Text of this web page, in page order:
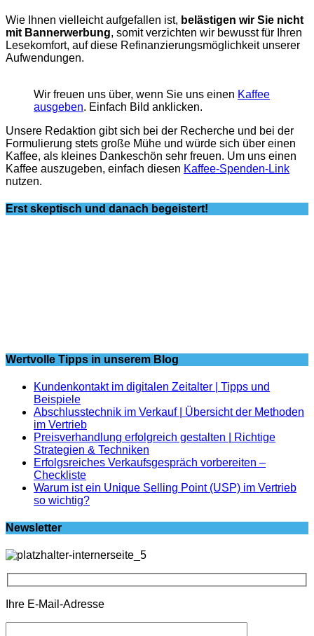
Wie Ihnen vielleicht aufgefallen ist, belästigen wir Sie nicht
mit Bannerwerbung, somit verzichten wir bewusst für Ihren
Lesekomfort, auf diese Refinanzierungsmöglichkeit unserer
Aufwendungen.
Wir freuen uns über, wenn Sie uns einen Kaffee
ausgeben. Einfach Bild anklicken.
Unsere Redaktion gibt sich bei der Recherche und bei der
Formulierung stets große Mühe und würde sich über einen
Kaffee, als kleines Dankeschön sehr freuen. Um uns einen
Kaffee auszugeben, einfach diesen Kaffee-Spenden-Link
nutzen.
Erst skeptisch und danach begeistert!
Wertvolle Tipps in unserem Blog
Kundenkontakt im digitalen Zeitalter | Tipps und
Beispiele
Abschlusstechnik im Verkauf | Übersicht der Methoden
im Vertrieb
Preisverhandlung erfolgreich gestalten | Richtige
Strategien & Techniken
Erfolgsreiches Verkaufsgespräch vorbereiten –
Checkliste
Warum ist ein Unique Selling Point (USP) im Vertrieb
so wichtig?
Newsletter
Ihre E-Mail-Adresse